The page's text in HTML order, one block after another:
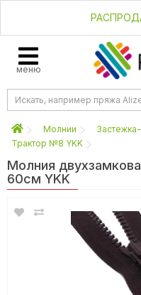
меню
Молнии
Трактор №8 YKK
Молния
60см YKK